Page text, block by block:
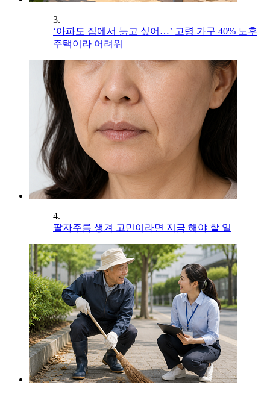
3.
‘아파도 집에서 늙고 싶어…’ 고령 가구 40% 노후
주택이라 어려워
4.
팔자주름 생겨 고민이라면 지금 해야 할 일